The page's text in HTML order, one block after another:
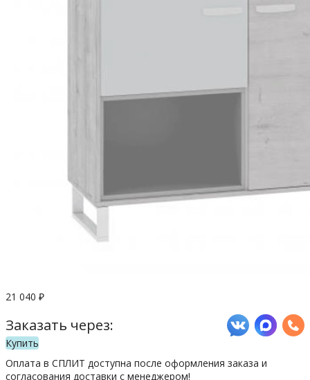
21 040 ₽
Заказать через:
Купить
Оплата в СПЛИТ доступна после оформления заказа и
согласования доставки с менеджером!